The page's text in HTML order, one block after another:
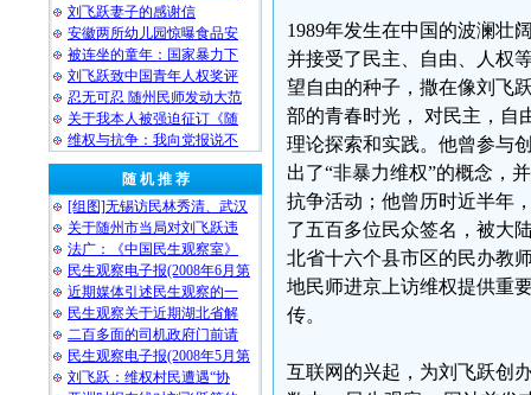
刘飞跃妻子的感谢信
安徽两所幼儿园惊曝食品安
被连坐的童年：国家暴力下
刘飞跃致中国青年人权奖评
忍无可忍 随州民师发动大范
关于我本人被强迫征订《随
维权与抗争：我向党报说不
随 机 推 荐
[组图]无锡访民林秀清、武汉
关于随州市当局对刘飞跃违
法广：《中国民生观察室》
民生观察电子报(2008年6月第
近期媒体引述民生观察的一
民生观察关于近期湖北省解
二百多面的司机政府门前请
民生观察电子报(2008年5月第
刘飞跃：维权村民遭遇“协
1989年发生在中国的波澜壮
并接受了民主、自由、人权
望自由的种子，撒在像刘飞
部的青春时光， 对民主，自
理论探索和实践。他曾参与
出了“非暴力维权”的概念，
抗争活动；他曾历时近半年
了五百多位民众签名，被大
北省十六个县市区的民办教
地民师进京上访维权提供重
传。
互联网的兴起，为刘飞跃创